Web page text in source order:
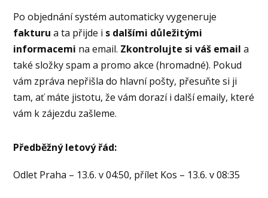
Po objednání systém automaticky vygeneruje
fakturu a ta přijde i s dalšími důležitými
informacemi na email. Zkontrolujte si váš email a
také složky spam a promo akce (hromadné). Pokud
vám zpráva nepřišla do hlavní pošty, přesuňte si ji
tam, ať máte jistotu, že vám dorazí i další emaily, které
vám k zájezdu zašleme.
Předběžný letový řád:
Odlet Praha – 13.6. v 04:50, přílet Kos – 13.6. v 08:35